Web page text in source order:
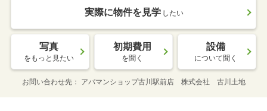
実際に物件を見学 したい
写真
をもっと見たい
初期費用
を聞く
設備
について聞く
お問い合わせ先 アパマンショップ古川駅前店 株式会社 古川土地